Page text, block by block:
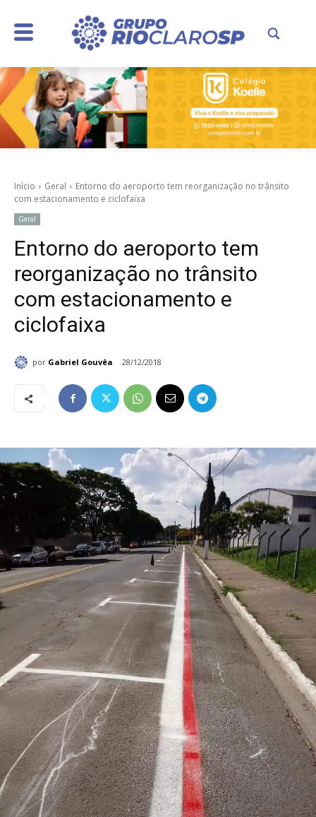
Início Geral
Entorno do aeroporto tem reorganização no trânsito
com estacionamento e ciclofaixa
Geral
Entorno do aeroporto tem
reorganização no trânsito
com estacionamento e
ciclofaixa
por Gabriel Gouvêa 28/12/2018